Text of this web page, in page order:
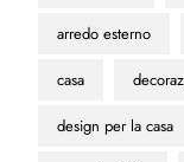
arredo esterno
casa
design per la casa